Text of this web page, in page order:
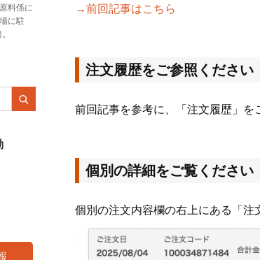
→前回記事はこちら
注文履歴をご参照ください
前回記事を参考に、「注文履歴」を
個別の詳細をご覧ください
個別の注文内容欄の右上にある「注
料係に
に駐